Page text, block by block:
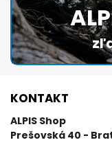
KONTAKT
ALPIS Shop
Prešovská 40 -